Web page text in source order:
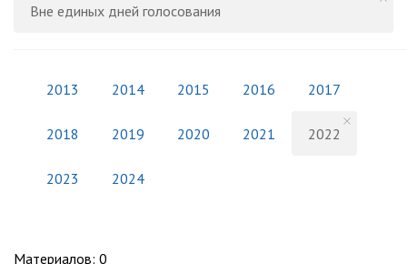
Вне единых дней голосования
2013 2014 2015 2016 2017
2018 2019 2020 2021 2022
2023 2024
Материалов: 0